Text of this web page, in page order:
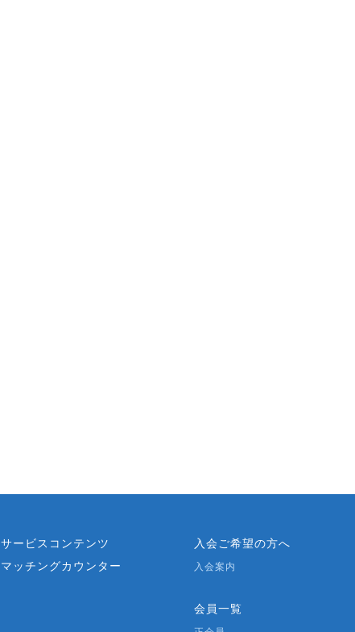
サービスコンテンツ
マッチングカウンター
入会ご希望の方へ
入会案内
会員一覧